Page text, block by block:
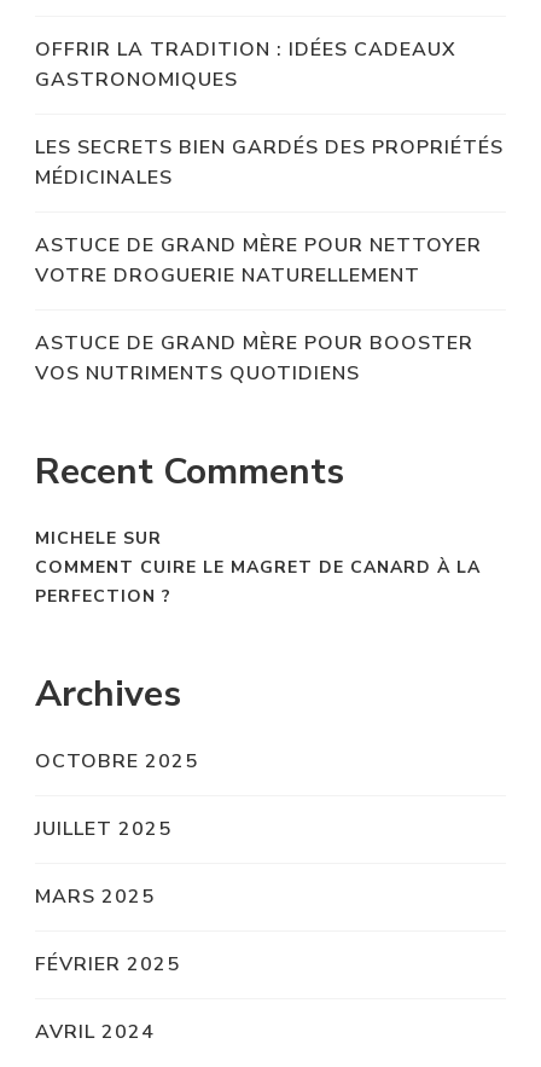
OFFRIR LA TRADITION : IDÉES CADEAUX
GASTRONOMIQUES
LES SECRETS BIEN GARDÉS DES PROPRIÉTÉS
MÉDICINALES
ASTUCE DE GRAND MÈRE POUR NETTOYER
VOTRE DROGUERIE NATURELLEMENT
ASTUCE DE GRAND MÈRE POUR BOOSTER
VOS NUTRIMENTS QUOTIDIENS
Recent Comments
MICHELE SUR
COMMENT CUIRE LE MAGRET DE CANARD À LA
PERFECTION ?
Archives
OCTOBRE 2025
JUILLET 2025
MARS 2025
FÉVRIER 2025
AVRIL 2024